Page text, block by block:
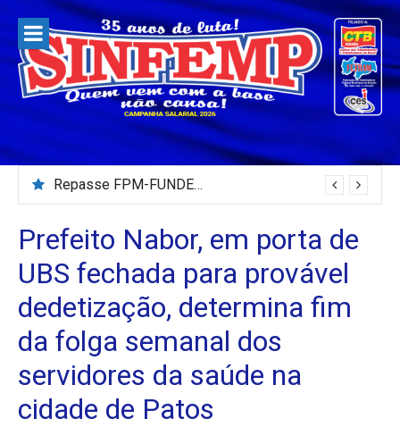
para
conteúdo
Repasse FPM-FUNDEB – Julho/2026
Prefeito Nabor, em porta de
UBS fechada para provável
dedetização, determina fim
da folga semanal dos
servidores da saúde na
cidade de Patos